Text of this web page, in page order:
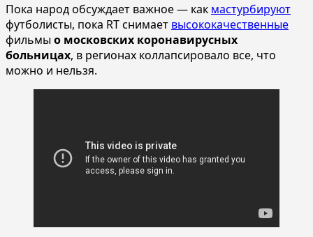
Пока народ обсуждает важное — как мастурбируют
футболисты, пока RT снимает высококачественные
фильмы о московских коронавирусных
больницах, в регионах коллапсировало все, что
можно и нельзя.